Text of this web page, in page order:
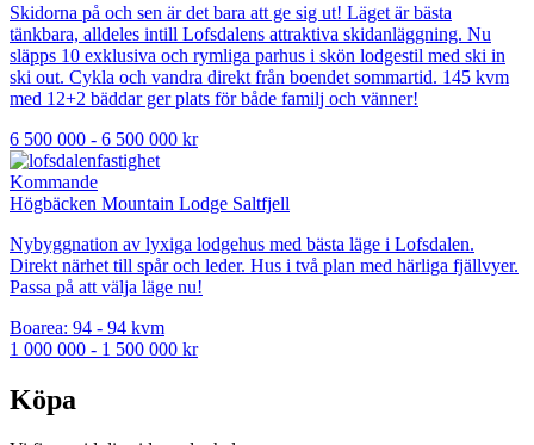
Skidorna på och sen är det bara att ge sig ut! Läget är bästa
tänkbara, alldeles intill Lofsdalens attraktiva skidanläggning. Nu
släpps 10 exklusiva och rymliga parhus i skön lodgestil med ski in
ski out. Cykla och vandra direkt från boendet sommartid. 145 kvm
med 12+2 bäddar ger plats för både familj och vänner!
6 500 000 - 6 500 000 kr
Kommande
Högbäcken Mountain Lodge Saltfjell
Nybyggnation av lyxiga lodgehus med bästa läge i Lofsdalen.
Direkt närhet till spår och leder. Hus i två plan med härliga fjällvyer.
Passa på att välja läge nu!
Boarea: 94 - 94 kvm
1 000 000 - 1 500 000 kr
Köpa